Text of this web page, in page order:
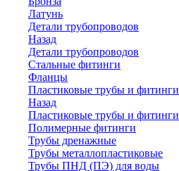
Латунь
Детали трубопроводов
Назад
Детали трубопроводов
Стальные фитинги
Фланцы
Пластиковые трубы и фитинги
Назад
Пластиковые трубы и фитинги
Полимерные фитинги
Трубы дренажные
Трубы металлопластиковые
Трубы ПНД (ПЭ) для воды